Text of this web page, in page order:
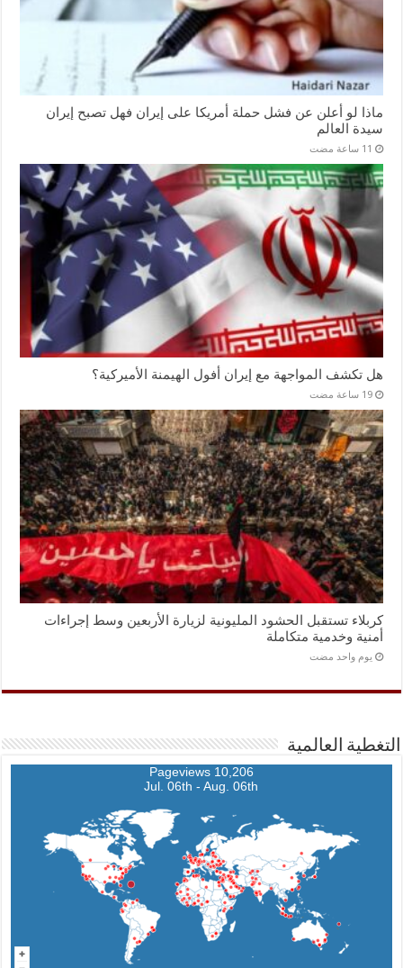
ماذا لو أعلن عن فشل حملة أمريكا على إيران فهل تصبح إيران
سيدة العالم
هل تكشف المواجهة مع إيران أفول الهيمنة الأميركية؟
‏19 ساعة مضت
كربلاء تستقبل الحشود المليونية لزيارة الأربعين وسط إجراءات
أمنية وخدمية متكاملة
‏يوم واحد مضت
التغطية العالمية
10,206 Pageviews
Jul. 06th - Aug. 06th